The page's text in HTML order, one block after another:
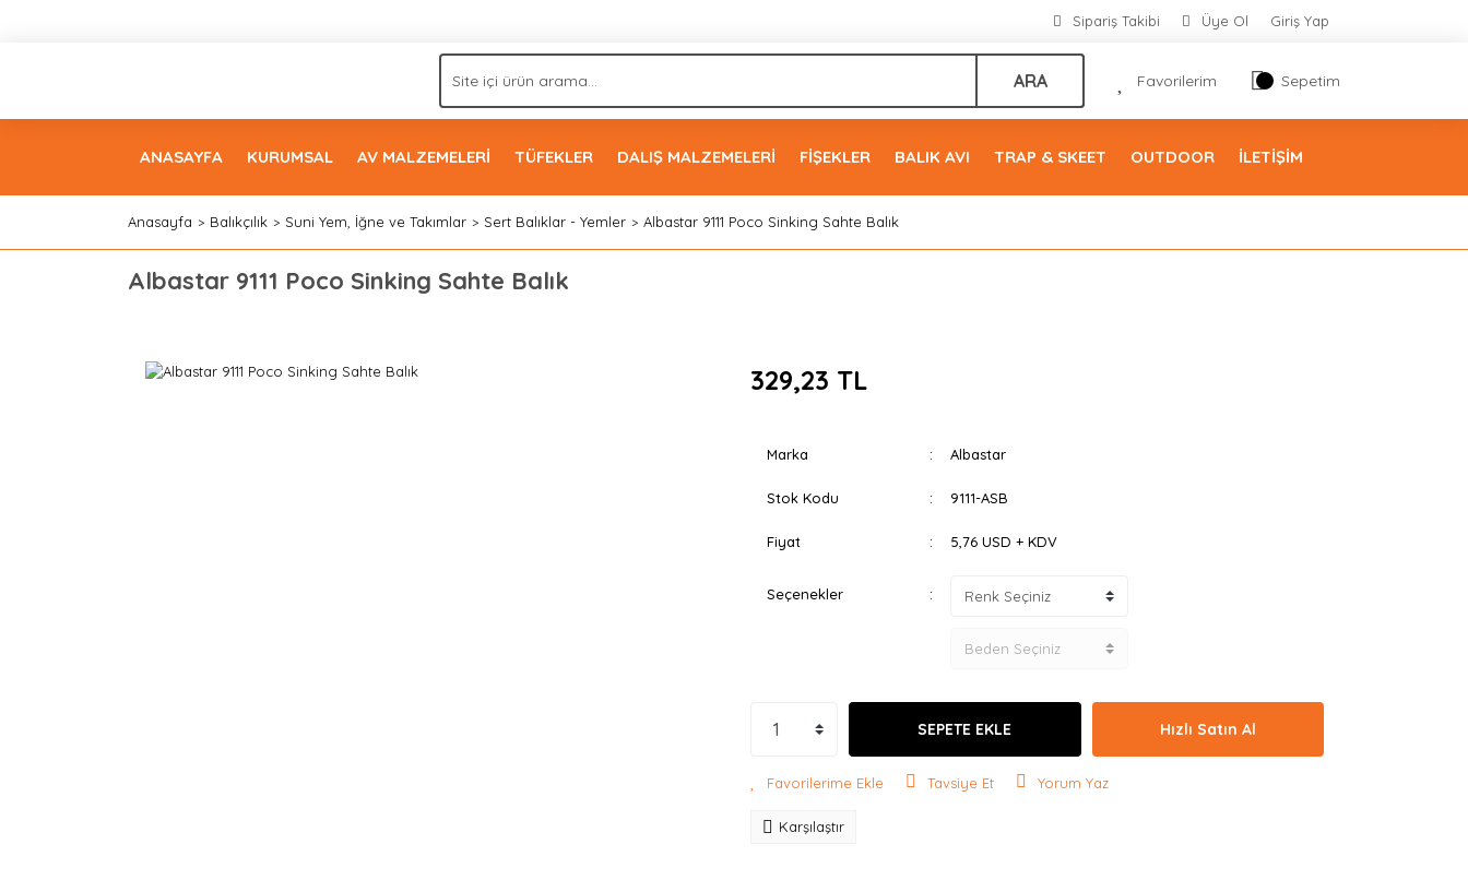
Sipariş Takibi Üye Ol Giriş Yap
ARA Favorilerim Sepetim
ANASAYFA KURUMSAL AV MALZEMELERİ TÜFEKLER DALIŞ MALZEMELERİ FİŞEKLER BALIK AVI TRAP & SKEET OUTDOOR İLETİŞİM
Anasayfa Balıkçılık Suni Yem, İğne ve Takımlar Sert Balıklar - Yemler Albastar 9111 Poco Sinking Sahte Balık
Albastar 9111 Poco Sinking Sahte Balık
329,23 TL
Marka Albastar
Stok Kodu 9111-ASB
Fiyat 5,76 USD + KDV
Seçenekler
SEPETE EKLE Hızlı Satın Al
Tavsiye Et Yorum Yaz
Karşılaştır